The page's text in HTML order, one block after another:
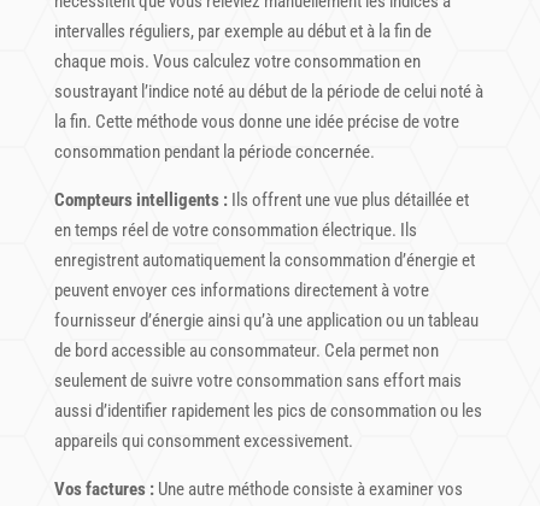
intervalles réguliers, par exemple au début et à la fin de
chaque mois. Vous calculez votre consommation en
soustrayant l’indice noté au début de la période de celui noté à
la fin. Cette méthode vous donne une idée précise de votre
consommation pendant la période concernée.
Compteurs intelligents :Ils offrent une vue plus détaillée et
en temps réel de votre consommation électrique. Ils
enregistrent automatiquement la consommation d’énergie et
peuvent envoyer ces informations directement à votre
fournisseur d’énergie ainsi qu’à une application ou un tableau
de bord accessible au consommateur. Cela permet non
seulement de suivre votre consommation sans effort mais
aussi d’identifier rapidement les pics de consommation ou les
appareils qui consomment excessivement.
Vos factures : Une autre méthode consiste à examiner vos